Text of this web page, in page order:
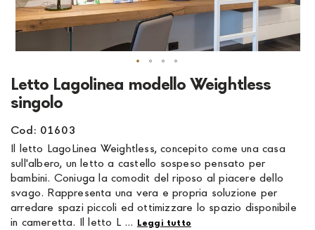
Letto Lagolinea modello Weightless
singolo
Cod: 01603
Il letto LagoLinea Weightless, concepito come una casa
sull'albero, un letto a castello sospeso pensato per
bambini. Coniuga la comodit del riposo al piacere dello
svago. Rappresenta una vera e propria soluzione per
arredare spazi piccoli ed ottimizzare lo spazio disponibile
in cameretta. Il letto L ... Leggi tutto
Vai
all'inizio
della
galleria
di
immagini